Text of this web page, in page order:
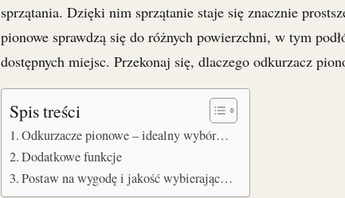
sprzątania. Dzięki nim sprzątanie staje się znacznie
pionowe sprawdzą się do różnych powierzchni, w tym
dostępnych miejsc. Przekonaj się, dlaczego odkurzacz
Spis treści
Odkurzacze pionowe – idealny wybór…
Dodatkowe funkcje
Postaw na wygodę i jakość wybierając…